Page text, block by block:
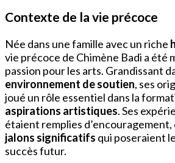
Contexte de la vie précoce
Née dans une famille avec un riche
vie précoce de Chimène Badi a été
passion pour les arts. Grandissant
environnement de soutien, ses
joué un rôle essentiel dans la
aspirations artistiques. Ses
étaient remplies d’encouragement,
jalons significatifs qui poseraient
succès futur.